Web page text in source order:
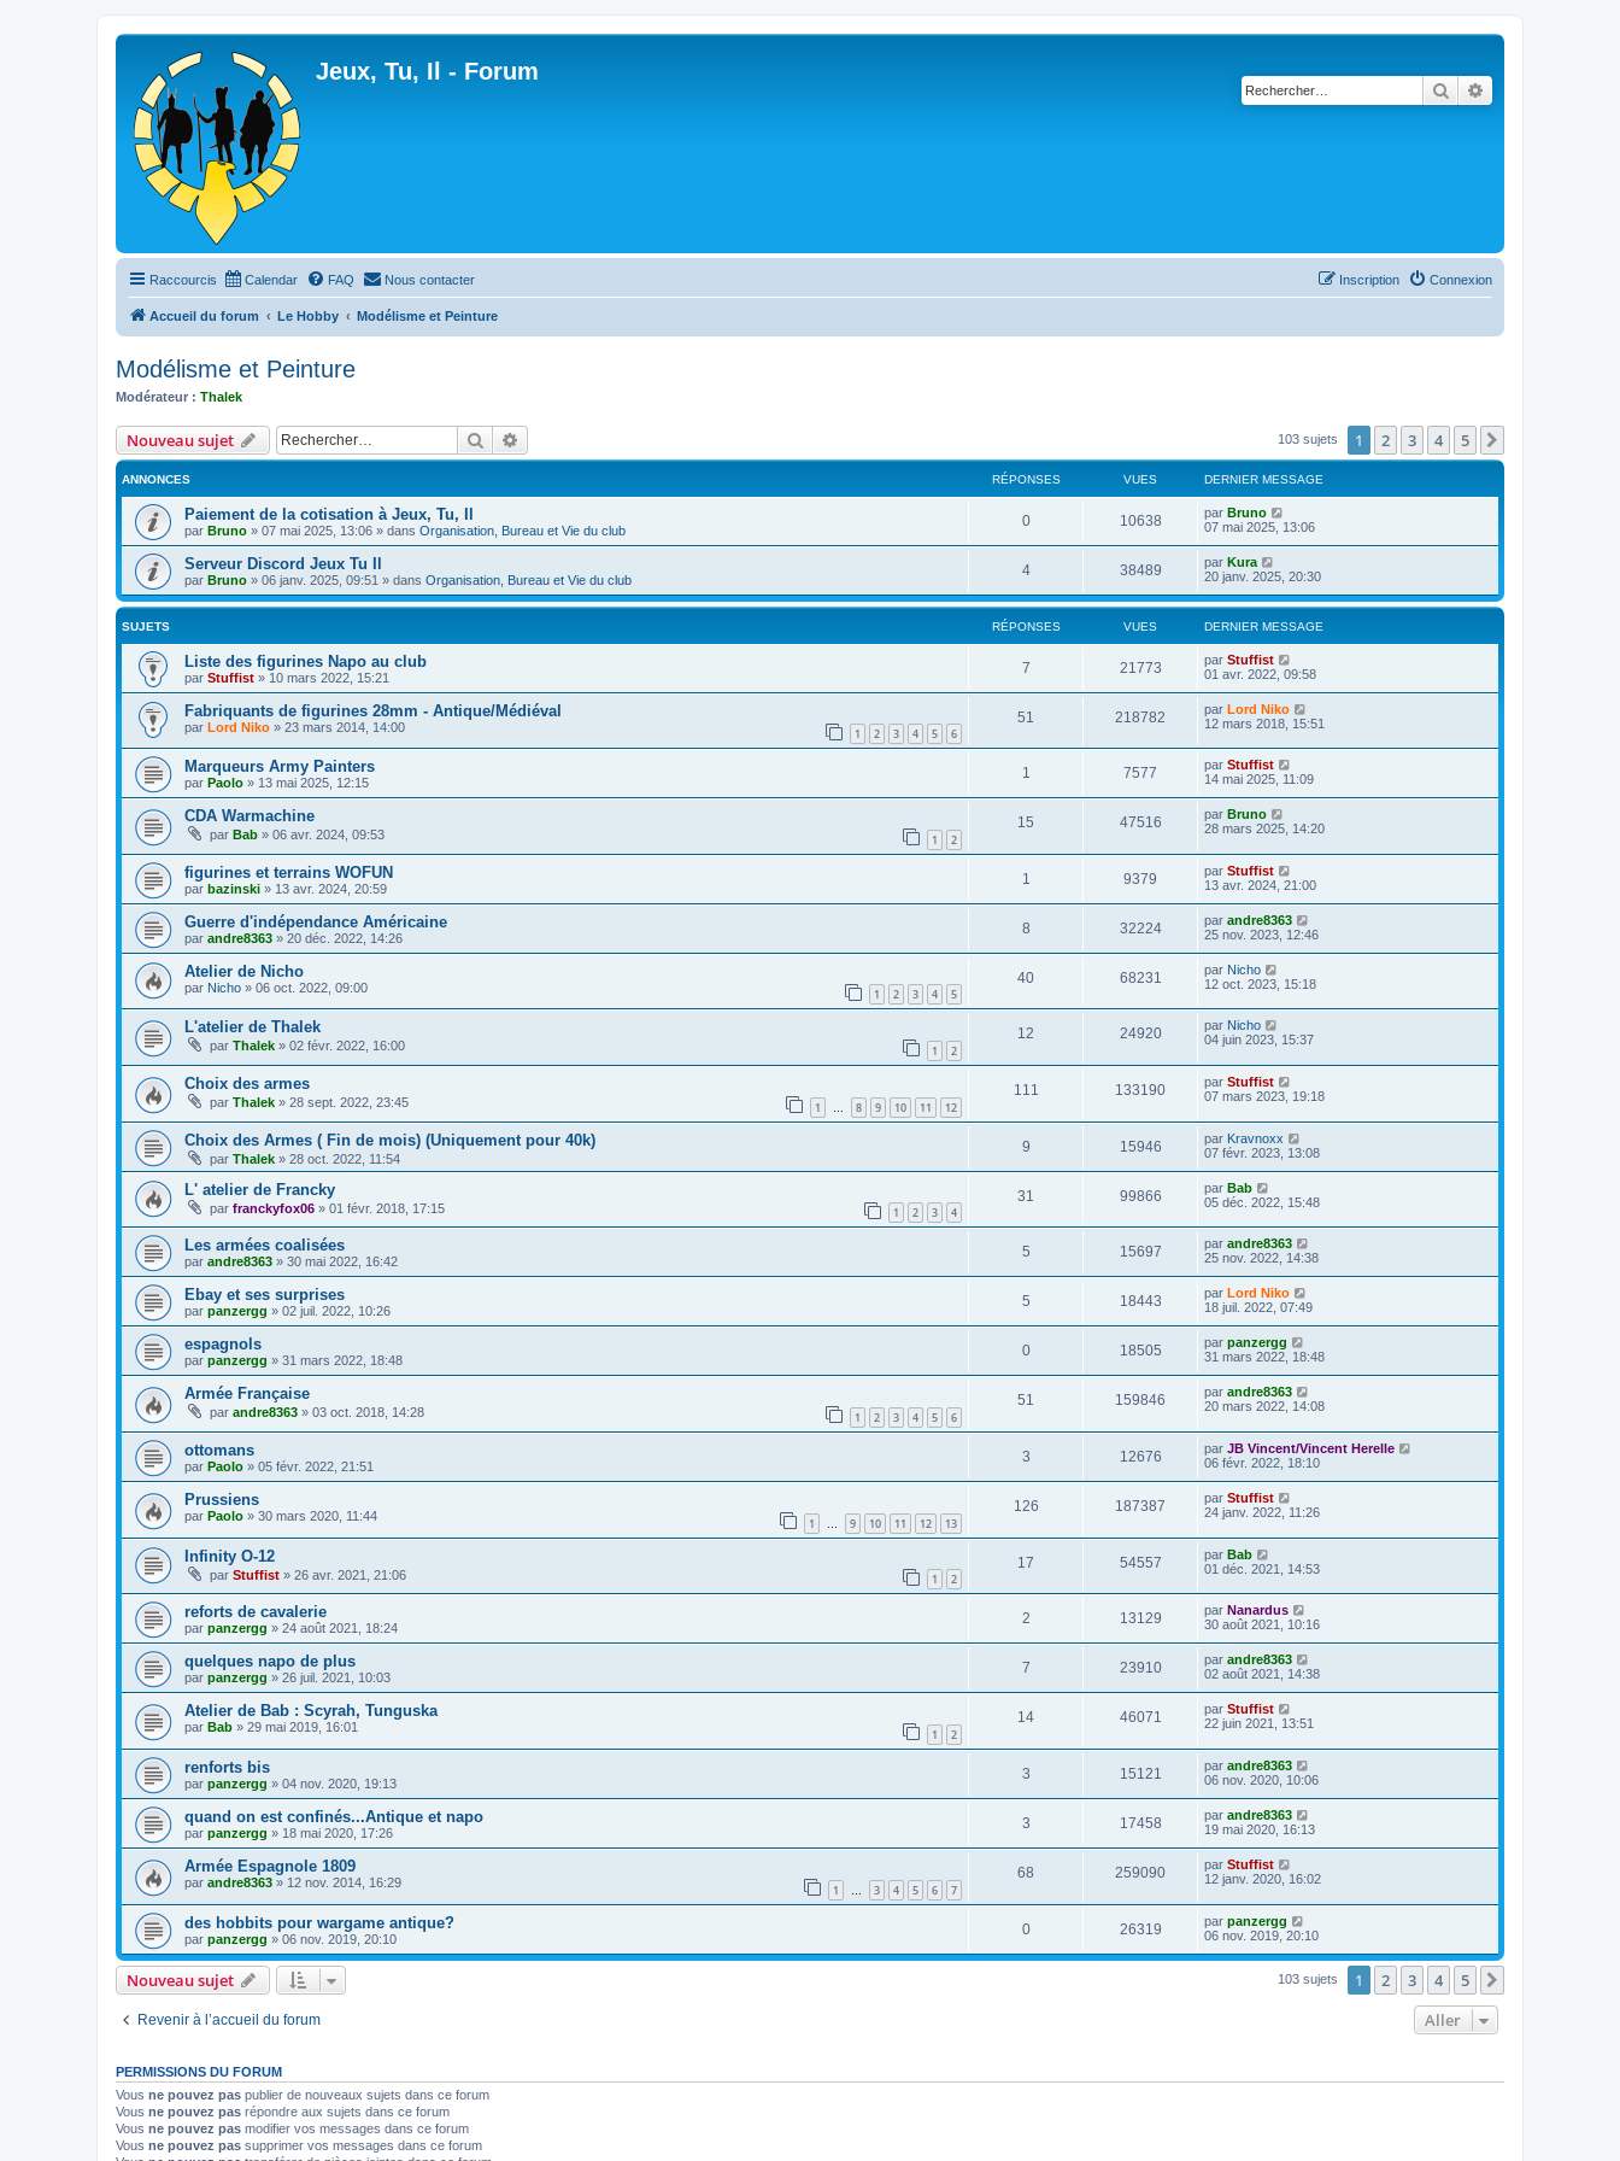
Jeux, Tu, Il - Forum
Rechercher
Raccourcis Calendar FAQ Nous contacter Connexion
Inscription
Accueil du forum Le Hobby Modélisme et Peinture
Modélisme et Peinture
Modérateur : Thalek
Nouveau sujet Rechercher 103 sujets 1 2 3 4 5
ANNONCES RÉPONSES VUES DERNIER MESSAGE
Paiement de la cotisation à Jeux, Tu, Il
par Bruno » 07 mai 2025, 13:06 » dans Organisation, Bureau et Vie du club
0 10638 par Bruno
07 mai 2025, 13:06
Serveur Discord Jeux Tu Il
par Bruno » 06 janv. 2025, 09:51 » dans Organisation, Bureau et Vie du club
4 38489 par Kura
20 janv. 2025, 20:30
SUJETS RÉPONSES VUES DERNIER MESSAGE
Liste des figurines Napo au club
par Stuffist » 10 mars 2022, 15:21
7 21773 par Stuffist
01 avr. 2022, 09:58
Fabriquants de figurines 28mm - Antique/Médiéval
par Lord Niko » 23 mars 2014, 14:00 1 2 3 4 5 6
51 218782 par Lord Niko
12 mars 2018, 15:51
Marqueurs Army Painters
par Paolo » 13 mai 2025, 12:15
1 7577 par Stuffist
14 mai 2025, 11:09
CDA Warmachine
par Bab » 06 avr. 2024, 09:53 1 2
15 47516 par Bruno
28 mars 2025, 14:20
figurines et terrains WOFUN
par bazinski » 13 avr. 2024, 20:59
1 9379 par Stuffist
13 avr. 2024, 21:00
Guerre d'indépendance Américaine
par andre8363 » 20 déc. 2022, 14:26
8 32224 par andre8363
25 nov. 2023, 12:46
Atelier de Nicho
par Nicho » 06 oct. 2022, 09:00 1 2 3 4 5
40 68231 par Nicho
12 oct. 2023, 15:18
L'atelier de Thalek
par Thalek » 02 févr. 2022, 16:00 1 2
12 24920 par Nicho
04 juin 2023, 15:37
Choix des armes
par Thalek » 28 sept. 2022, 23:45 1 … 8 9 10 11 12
111 133190 par Stuffist
07 mars 2023, 19:18
Choix des Armes ( Fin de mois) (Uniquement pour 40k)
par Thalek » 28 oct. 2022, 11:54
9 15946 par Kravnoxx
07 févr. 2023, 13:08
L' atelier de Francky
par franckyfox06 » 01 févr. 2018, 17:15 1 2 3 4
31 99866 par Bab
05 déc. 2022, 15:48
Les armées coalisées
par andre8363 » 30 mai 2022, 16:42
5 15697 par andre8363
25 nov. 2022, 14:38
Ebay et ses surprises
par panzergg » 02 juil. 2022, 10:26
5 18443 par Lord Niko
18 juil. 2022, 07:49
espagnols
par panzergg » 31 mars 2022, 18:48
0 18505 par panzergg
31 mars 2022, 18:48
Armée Française
par andre8363 » 03 oct. 2018, 14:28 1 2 3 4 5 6
51 159846 par andre8363
20 mars 2022, 14:08
ottomans
par Paolo » 05 févr. 2022, 21:51
3 12676 par JB Vincent/Vincent Herelle
06 févr. 2022, 18:10
Prussiens
par Paolo » 30 mars 2020, 11:44 1 … 9 10 11 12 13
126 187387 par Stuffist
24 janv. 2022, 11:26
Infinity O-12
par Stuffist » 26 avr. 2021, 21:06 1 2
17 54557 par Bab
01 déc. 2021, 14:53
reforts de cavalerie
par panzergg » 24 août 2021, 18:24
2 13129 par Nanardus
30 août 2021, 10:16
quelques napo de plus
par panzergg » 26 juil. 2021, 10:03
7 23910 par andre8363
02 août 2021, 14:38
Atelier de Bab : Scyrah, Tunguska
par Bab » 29 mai 2019, 16:01 1 2
14 46071 par Stuffist
22 juin 2021, 13:51
renforts bis
par panzergg » 04 nov. 2020, 19:13
3 15121 par andre8363
06 nov. 2020, 10:06
quand on est confinés...Antique et napo
par panzergg » 18 mai 2020, 17:26
3 17458 par andre8363
19 mai 2020, 16:13
Armée Espagnole 1809
par andre8363 » 12 nov. 2014, 16:29 1 … 3 4 5 6 7
68 259090 par Stuffist
12 janv. 2020, 16:02
des hobbits pour wargame antique?
par panzergg » 06 nov. 2019, 20:10
0 26319 par panzergg
06 nov. 2019, 20:10
Nouveau sujet 103 sujets 1 2 3 4 5
Revenir à l’accueil du forum Aller
PERMISSIONS DU FORUM
Vous ne pouvez pas publier de nouveaux sujets dans ce forum
Vous ne pouvez pas répondre aux sujets dans ce forum
Vous ne pouvez pas modifier vos messages dans ce forum
Vous ne pouvez pas supprimer vos messages dans ce forum